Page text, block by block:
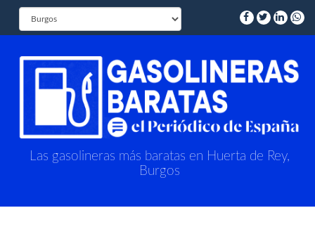
Las gasolineras más baratas en Huerta de Rey,
Burgos